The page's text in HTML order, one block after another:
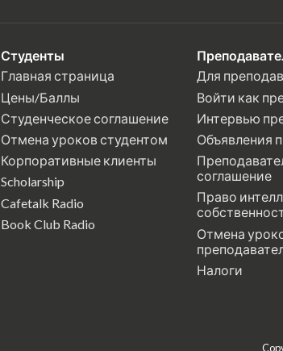
Студенты
Главная страница
Цены/Баллы
Студенческое соглашение
Отмена уроков студентом
Корпоративные клиенты
Scholarship
Cafetalk Radio
Book Club Radio
Для
Войти как
Интервью
Объявления
соглашение
Право
Отмена
Налоги